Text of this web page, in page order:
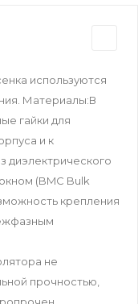
используются
Материалы:В
гайки для
и к
диэлектрического
(BMC Bulk
крепления
не
прочностью,